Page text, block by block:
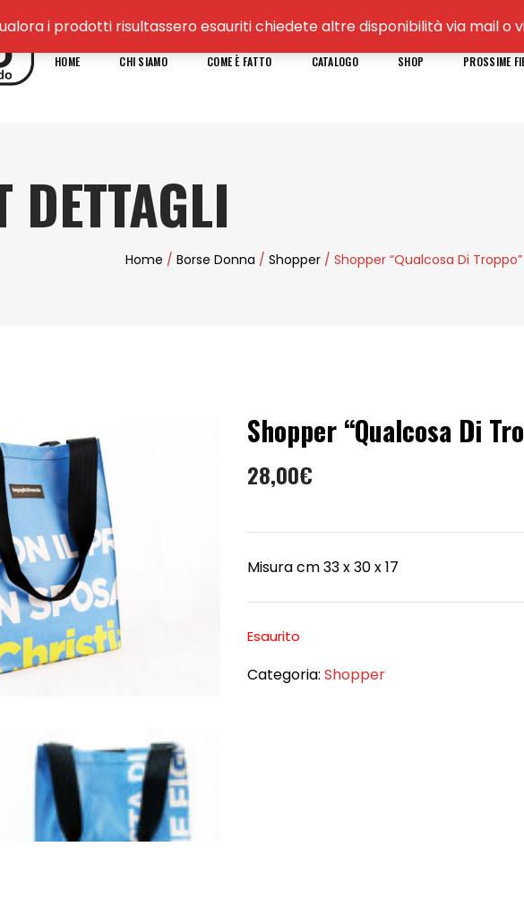
HOME CHI SIAMO COME È FATTO CATALOGO SHOP PROSSIME
DETTAGLI
Home / Borse Donna / Shopper/ Shopper “Qualcosa Di Troppo”
Shopper “Qualcosa Di
28,00€
Misura cm 33 x 30 x 17
Esaurito
Categoria: Shopper
i prodotti risultassero esauriti chiedete altre disponibilità via mail o